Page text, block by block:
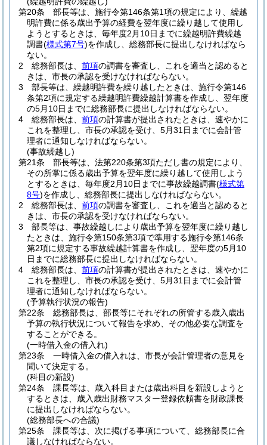
第20条
部長等は、施行令第146条第1項の規定により、繰越
明許費に係る歳出予算の経費を翌年度に繰り越して使用し
ようとするときは、毎年度2月10日までに繰越明許費繰越
調書(様式第7号)を作成し、総務部長に提出しなければなら
ない。
2
総務部長は、 前項の調書を審査し、これを適当と認めると
きは、市長の承認を受けなければならない。
3
部長等は、繰越明許費を繰り越したときは、施行令第146
条第2項に規定する繰越明許費繰越計算書を作成し、翌年度
の5月10日までに総務部長に提出しなければならない。
4
総務部長は、 前項の計算書が提出されたときは、速やかに
これを整理し、市長の承認を受け、5月31日までに会計管
理者に通知しなければならない。
(事故繰越し)
第21条
部長等は、法第220条第3項ただし書の規定により、
その所掌に係る歳出予算を翌年度に繰り越して使用しよう
とするときは、毎年度2月10日までに事故繰越調書(様式第
8号)を作成し、総務部長に提出しなければならない。
2
総務部長は、 前項の調書を審査し、これを適当と認めると
きは、市長の承認を受けなければならない。
3
部長等は、事故繰越しにより歳出予算を翌年度に繰り越し
たときは、施行令第150条第3項で準用する施行令第146条
第2項に規定する事故繰越計算書を作成し、翌年度の5月10
日までに総務部長に提出しなければならない。
4
総務部長は、 前項の計算書が提出されたときは、速やかに
これを整理し、市長の承認を受け、5月31日までに会計管
理者に通知しなければならない。
(予算執行状況の報告)
第22条
総務部長は、部長等にそれぞれの所管する歳入歳出
予算の執行状況について報告を求め、その他必要な調査を
することができる。
(一時借入金の借入れ)
第23条
一時借入金の借入れは、市長が会計管理者の意見を
聞いて決定する。
(科目の新設)
第24条
課長等は、歳入科目または歳出科目を新設しようと
するときは、歳入歳出財務マスター登録依頼書を財政課長
に提出しなければならない。
(総務部長への合議)
第25条
課長等は、次に掲げる事項について、総務部長に合
議しなければならない。